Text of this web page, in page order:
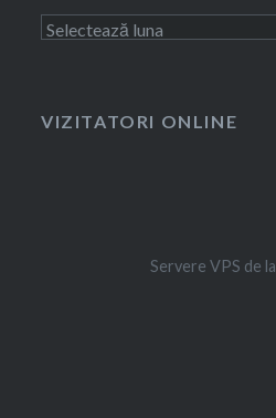
Arhivă
VIZITATORI ONLINE
Servere VPS de la